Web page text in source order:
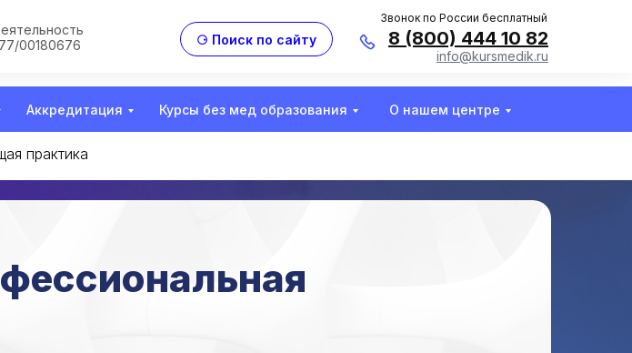
info@kursmedik.ru
8 (800) 444 10 82
Звонок по России бесплатный
⚆ Поиск по сайту
00180676
Аккредитация Курсы без мед образования О нашем центре
практика